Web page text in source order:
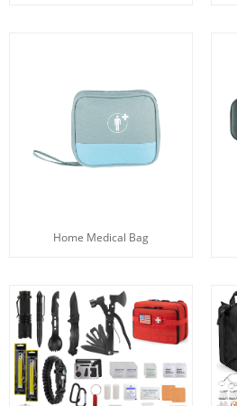
Home Medical Bag